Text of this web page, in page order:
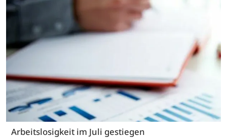
Arbeitslosigkeit im Juli gestiegen